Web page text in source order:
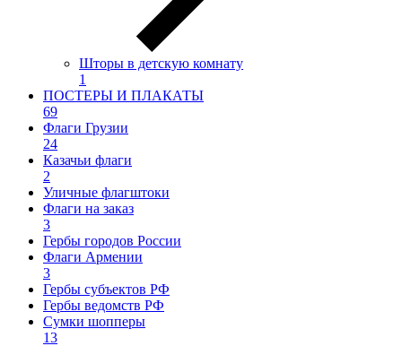
Шторы в детскую комнату
1
ПОСТЕРЫ И ПЛАКАТЫ
69
Флаги Грузии
24
Казачьи флаги
2
Уличные флагштоки
Флаги на заказ
3
Гербы городов России
Флаги Армении
3
Гербы субъектов РФ
Гербы ведомств РФ
Сумки шопперы
13